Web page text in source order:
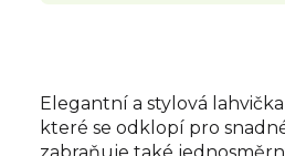
Elegantní a stylová
které se odklopí pro